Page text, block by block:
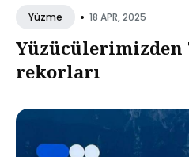
Yüzme • 18 APR, 2025
rekorları